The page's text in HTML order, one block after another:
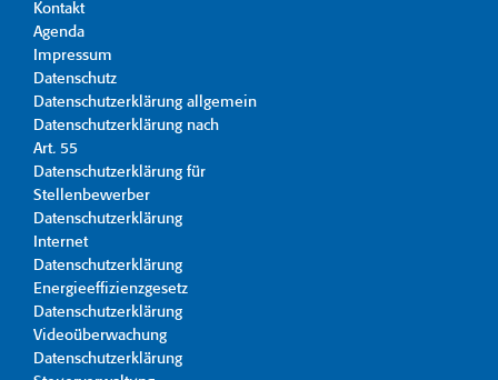
Kontakt
Agenda
Impressum
Datenschutz
Datenschutzerklärung allgemein
Datenschutzerklärung nach
Art. 55
Datenschutzerklärung für
Stellenbewerber
Datenschutzerklärung
Internet
Datenschutzerklärung
Energieeffizienzgesetz
Datenschutzerklärung
Videoüberwachung
Datenschutzerklärung